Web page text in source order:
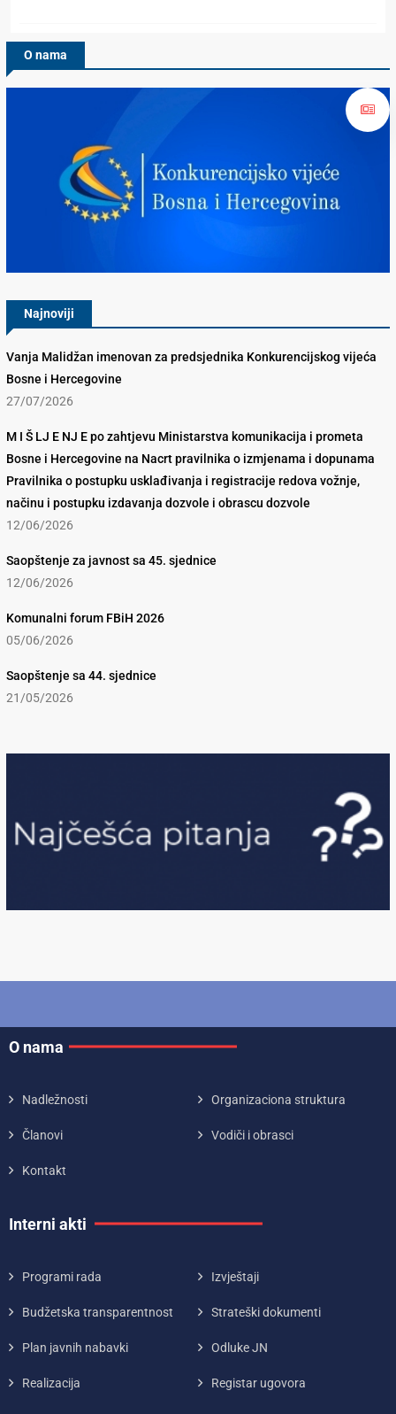
O nama
Najnoviji
Vanja Malidžan imenovan za predsjednika Konkurencijskog vijeća
Bosne i Hercegovine
27/07/2026
M I Š LJ E NJ E po zahtjevu Ministarstva komunikacija i prometa
Bosne i Hercegovine na Nacrt pravilnika o izmjenama i dopunama
Pravilnika o postupku usklađivanja i registracije redova vožnje,
načinu i postupku izdavanja dozvole i obrascu dozvole
12/06/2026
Saopštenje za javnost sa 45. sjednice
12/06/2026
Komunalni forum FBiH 2026
05/06/2026
Saopštenje sa 44. sjednice
21/05/2026
O nama
Nadležnosti Organizaciona struktura
Članovi Vodiči i obrasci
Kontakt
Interni akti
Programi rada Izvještaji
Budžetska transparentnost Strateški dokumenti
Plan javnih nabavki Odluke JN
Realizacija Registar ugovora